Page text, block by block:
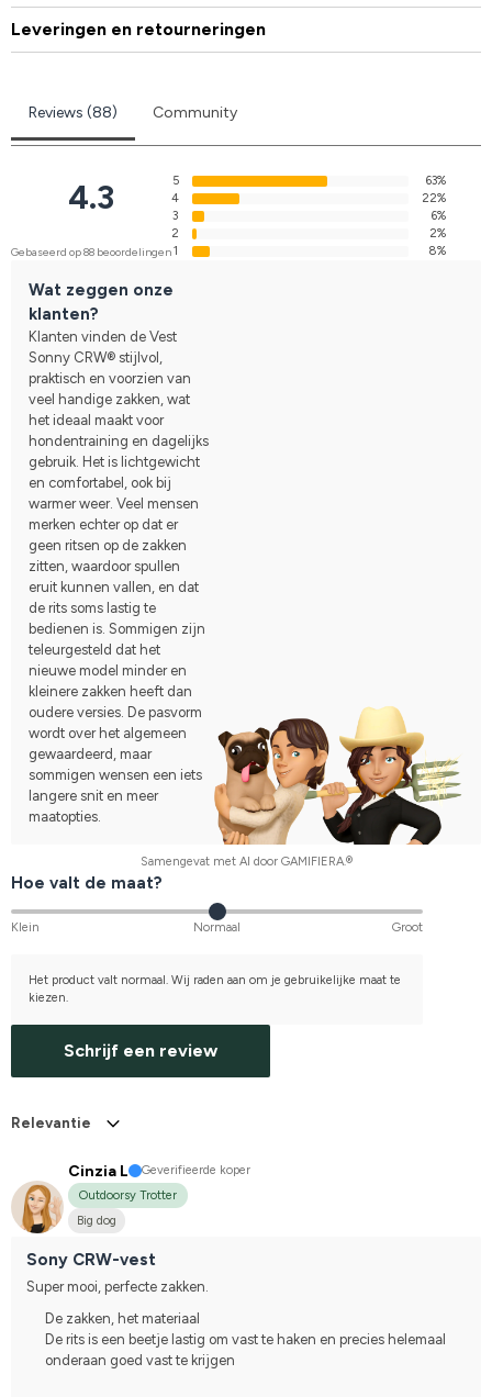
Leveringen en retourneringen
Reviews (88) Community
4.3
Gebaseerd op 88 beoordelingen
5
63%
4
22%
3
6%
2
2%
1
8%
Wat zeggen onze
klanten?
Klanten vinden de Vest
Sonny CRW® stijlvol,
praktisch en voorzien van
veel handige zakken, wat
het ideaal maakt voor
hondentraining en dagelijks
gebruik. Het is lichtgewicht
en comfortabel, ook bij
warmer weer. Veel mensen
merken echter op dat er
geen ritsen op de zakken
zitten, waardoor spullen
eruit kunnen vallen, en dat
de rits soms lastig te
bedienen is. Sommigen zijn
teleurgesteld dat het
nieuwe model minder en
kleinere zakken heeft dan
oudere versies. De pasvorm
wordt over het algemeen
gewaardeerd, maar
sommigen wensen een iets
langere snit en meer
maatopties.
Samengevat met AI door GAMIFIERA.®
Hoe valt de maat?
Klein Normaal Groot
Het product valt normaal. Wij raden aan om je gebruikelijke maat te
kiezen.
Schrijf een review
Relevantie
Cinzia L
Geverifieerde koper
Outdoorsy Trotter
Big dog
Sony CRW-vest
Super mooi, perfecte zakken.
De zakken, het materiaal
De rits is een beetje lastig om vast te haken en precies helemaal
onderaan goed vast te krijgen